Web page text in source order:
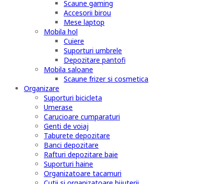
Scaune gaming
Accesorii birou
Mese laptop
Mobila hol
Cuiere
Suporturi umbrele
Depozitare pantofi
Mobila saloane
Scaune frizer si cosmetica
Organizare
Suporturi bicicleta
Umerase
Carucioare cumparaturi
Genti de voiaj
Taburete depozitare
Banci depozitare
Rafturi depozitare baie
Suporturi haine
Organizatoare tacamuri